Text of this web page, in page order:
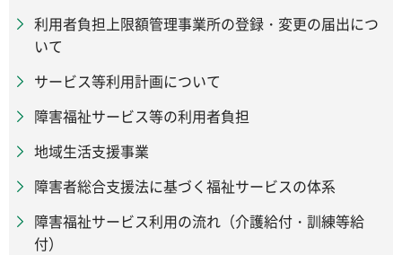
利用者負担上限額管理事業所の登録・変更の届出につ
いて
サービス等利用計画について
障害福祉サービス等の利用者負担
地域生活支援事業
障害者総合支援法に基づく福祉サービスの体系
障害福祉サービス利用の流れ（介護給付・訓練等給
付）